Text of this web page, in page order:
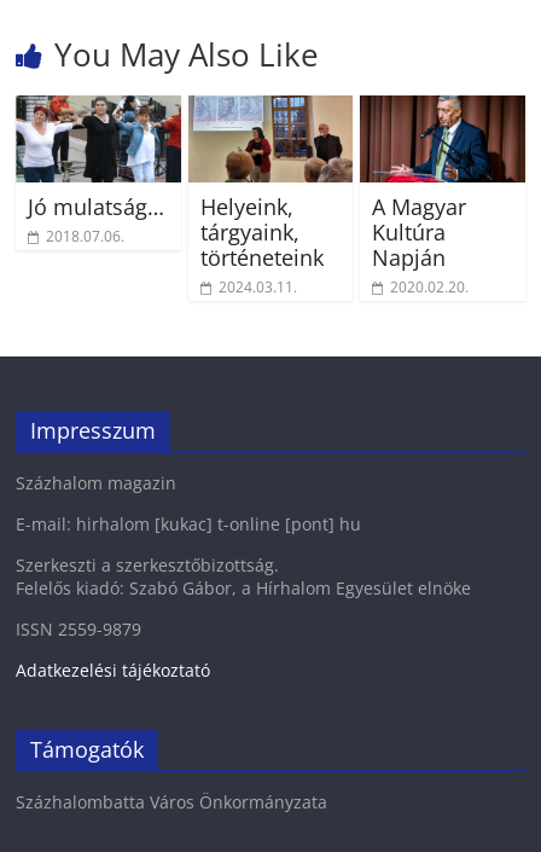
You May Also Like
Jó mulatság…
2018.07.06.
Helyeink,
tárgyaink,
történeteink
2024.03.11.
A Magyar
Kultúra
Napján
2020.02.20.
Impresszum
Százhalom magazin
E-mail: hirhalom [kukac] t-online [pont] hu
Szerkeszti a szerkesztőbizottság.
Felelős kiadó: Szabó Gábor, a Hírhalom Egyesület elnöke
ISSN 2559-9879
Adatkezelési tájékoztató
Támogatók
Százhalombatta Város Önkormányzata